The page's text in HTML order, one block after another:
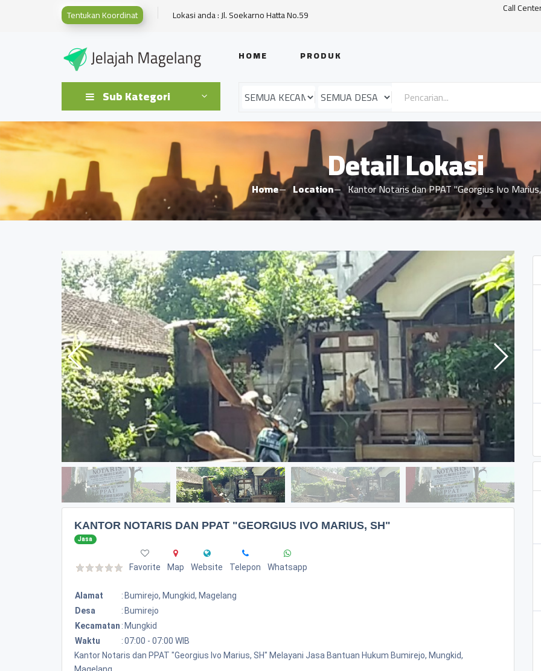
Tentukan Koordinat Lokasi anda : Jl. Soekarno Hatta No.59 Call
HOME PRODUK
Sub Kategori
Detail Lokasi
Home Location Kantor Notaris dan PPAT "Georgius Ivo
KANTOR NOTARIS DAN PPAT "GEORGIUS IVO MARIUS, SH"
Jasa
Favorite Map Website Telepon Whatsapp
Alamat : Bumirejo, Mungkid, Magelang
Desa
: Bumirejo
Kecamatan : Mungkid
Waktu
:07:00 - 07:00 WIB
Kantor Notaris dan PPAT "Georgius Ivo Marius, SH" Melayani Jasa Bantuan Hukum Bumirejo, Mungkid,
Magelang